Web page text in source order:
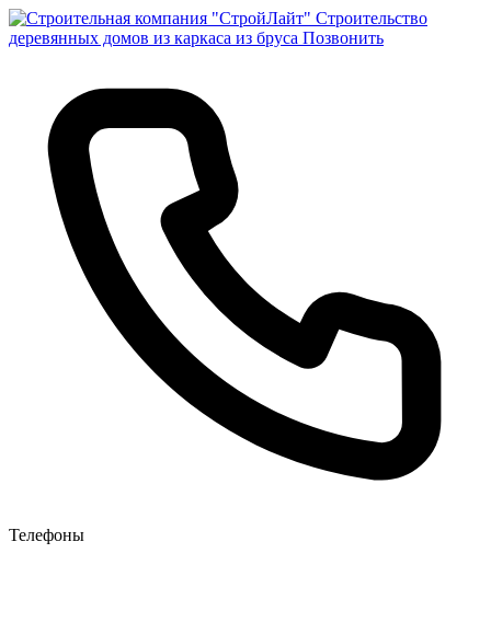
Строительство
деревянных домов из каркаса из бруса Позвонить
Телефоны